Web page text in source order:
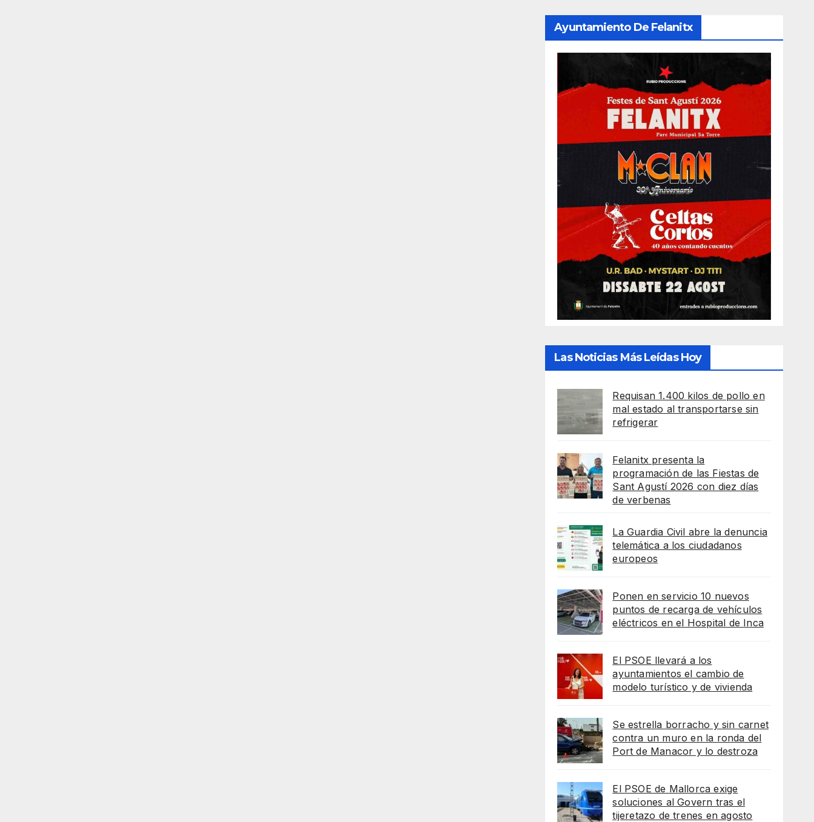
Ayuntamiento De Felanitx
Las Noticias Más Leídas Hoy
Requisan 1.400 kilos de pollo en
mal estado al transportarse sin
refrigerar
Felanitx presenta la
programación de las Fiestas de
Sant Agustí 2026 con diez días
de verbenas
La Guardia Civil abre la denuncia
telemática a los ciudadanos
europeos
Ponen en servicio 10 nuevos
puntos de recarga de vehículos
eléctricos en el Hospital de Inca
El PSOE llevará a los
ayuntamientos el cambio de
modelo turístico y de vivienda
Se estrella borracho y sin carnet
contra un muro en la ronda del
Port de Manacor y lo destroza
El PSOE de Mallorca exige
soluciones al Govern tras el
tijeretazo de trenes en agosto